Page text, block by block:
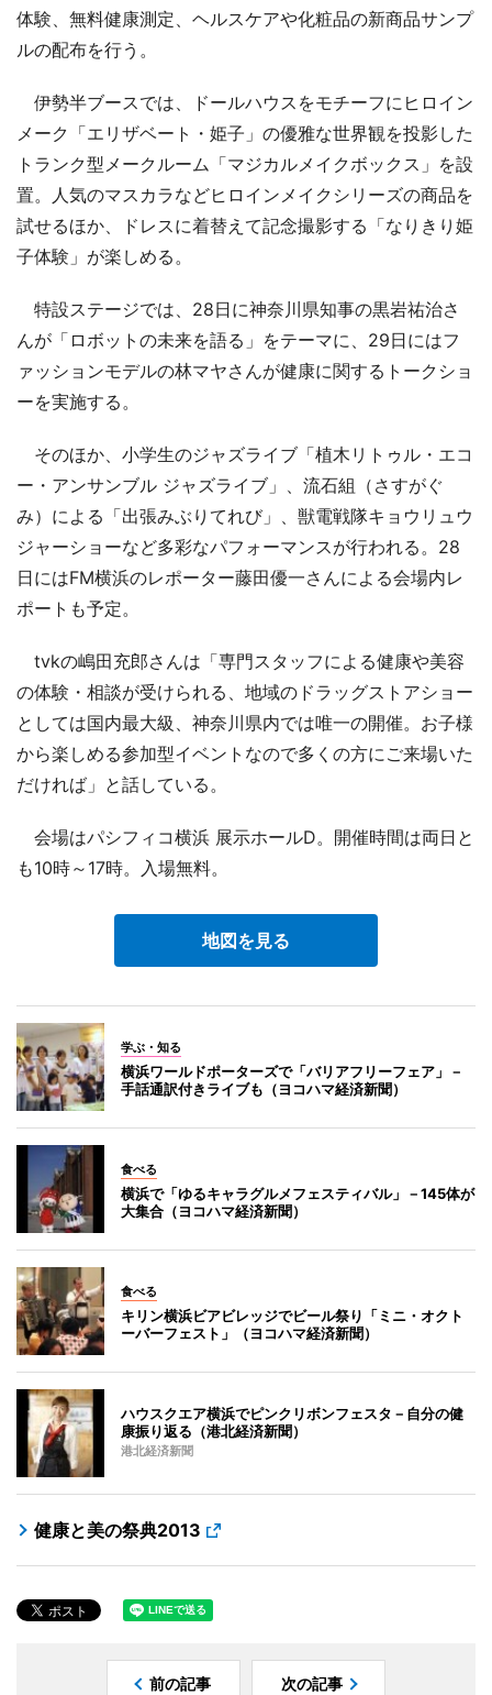
体験、無料健康測定、ヘルスケアや化粧品の新商品サンプ
ルの配布を行う。
伊勢半ブースでは、ドールハウスをモチーフにヒロイン
メーク「エリザベート・姫子」の優雅な世界観を投影した
トランク型メークルーム「マジカルメイクボックス」を設
置。人気のマスカラなどヒロインメイクシリーズの商品を
試せるほか、ドレスに着替えて記念撮影する「なりきり姫
子体験」が楽しめる。
特設ステージでは、28日に神奈川県知事の黒岩祐治さ
んが「ロボットの未来を語る」をテーマに、29日にはフ
ァッションモデルの林マヤさんが健康に関するトークショ
ーを実施する。
そのほか、小学生のジャズライブ「植木リトゥル・エコ
ー・アンサンブル ジャズライブ」、流石組（さすがぐ
み）による「出張みぶりてれび」、獣電戦隊キョウリュウ
ジャーショーなど多彩なパフォーマンスが行われる。28
日にはFM横浜のレポーター藤田優一さんによる会場内レ
ポートも予定。
tvkの嶋田充郎さんは「専門スタッフによる健康や美容
の体験・相談が受けられる、地域のドラッグストアショー
としては国内最大級、神奈川県内では唯一の開催。お子様
から楽しめる参加型イベントなので多くの方にご来場いた
だければ」と話している。
会場はパシフィコ横浜 展示ホールD。開催時間は両日と
も10時～17時。入場無料。
地図を見る
学ぶ・知る
横浜ワールドポーターズで「バリアフリーフェア」－
手話通訳付きライブも（ヨコハマ経済新聞）
食べる
横浜で「ゆるキャラグルメフェスティバル」－145体が
大集合（ヨコハマ経済新聞）
食べる
キリン横浜ビアビレッジでビール祭り「ミニ・オクト
ーバーフェスト」（ヨコハマ経済新聞）
ハウスクエア横浜でピンクリボンフェスタ－自分の健
康振り返る（港北経済新聞）
港北経済新聞
健康と美の祭典2013
前の記事 次の記事